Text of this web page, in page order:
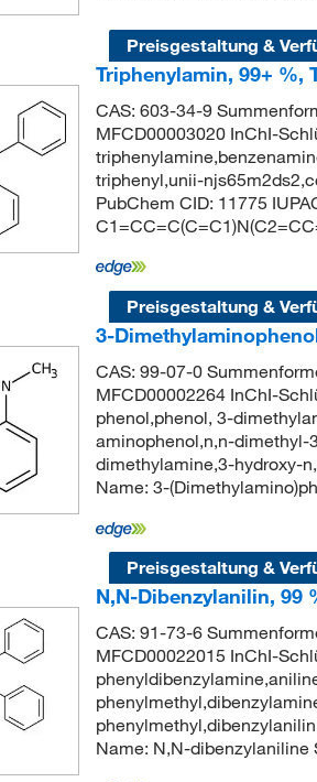
Preisgestaltung &
Triphenylamin, 99+ %,
CAS: 603-34-9
MFCD00003020 InChI-
triphenyl,unii-
PubChem CID: 11775
Preisgestaltung &
3-
CAS: 99-07-0
MFCD00002264 InChI-
phenol,phenol, 3-
aminophenol,n,n-dimethyl-
dimethylamine,3-hydroxy-
Name: 3-
Preisgestaltung &
N,N-Dibenzylanilin, 99
CAS: 91-73-6
MFCD00022015 InChI-
Name: N,N-dibenzylaniline